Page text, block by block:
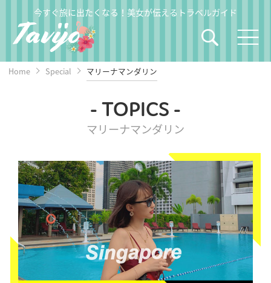
今すぐ旅に出たくなる！美女が伝えるトラベルガイド
Home Special マリーナマンダリン
- TOPICS -
マリーナマンダリン